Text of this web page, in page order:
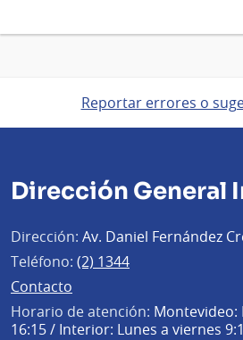
Reportar errores o
Dirección General
Dirección: Av. Daniel Fernández
Teléfono: (2) 1344
Contacto
Horario de atención: Montevideo:
16:15 / Interior: Lunes a viernes